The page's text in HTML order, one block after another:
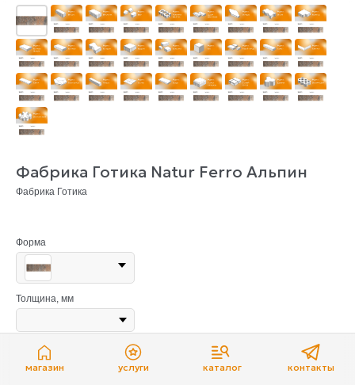
магазин услуги каталог контакты
Фабрика Готика Natur Ferro Альпин
Фабрика Готика
Форма
Толщина, мм
Длина, мм